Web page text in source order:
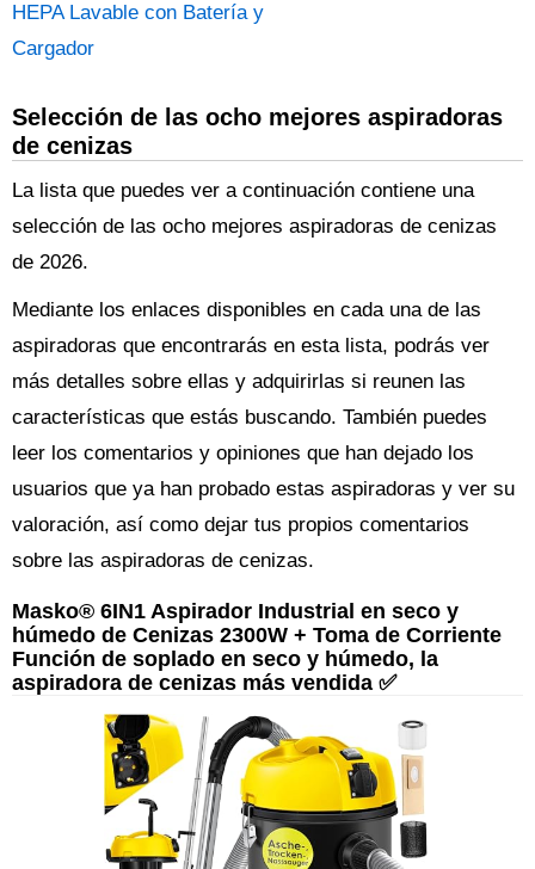
HEPA Lavable con Batería y
Cargador
Selección de las ocho mejores aspiradoras
de cenizas
La lista que puedes ver a continuación contiene una
selección de las ocho mejores aspiradoras de cenizas
de 2026.
Mediante los enlaces disponibles en cada una de las
aspiradoras que encontrarás en esta lista, podrás ver
más detalles sobre ellas y adquirirlas si reunen las
características que estás buscando. También puedes
leer los comentarios y opiniones que han dejado los
usuarios que ya han probado estas aspiradoras y ver su
valoración, así como dejar tus propios comentarios
sobre las aspiradoras de cenizas.
Masko® 6IN1 Aspirador Industrial en seco y
húmedo de Cenizas 2300W + Toma de Corriente
Función de soplado en seco y húmedo, la
aspiradora de cenizas más vendida ✅